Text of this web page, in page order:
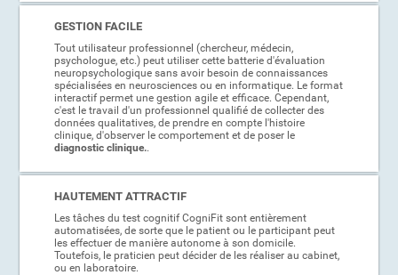
GESTION FACILE
Tout utilisateur professionnel (chercheur, médecin,
psychologue, etc.) peut utiliser cette batterie d'évaluation
neuropsychologique sans avoir besoin de connaissances
spécialisées en neurosciences ou en informatique. Le format
interactif permet une gestion agile et efficace. Cependant,
c'est le travail d'un professionnel qualifié de collecter des
données qualitatives, de prendre en compte l'histoire
clinique, d'observer le comportement et de poser le
diagnostic clinique..
HAUTEMENT ATTRACTIF
Les tâches du test cognitif CogniFit sont entièrement
automatisées, de sorte que le patient ou le participant peut
les effectuer de manière autonome à son domicile.
Toutefois, le praticien peut décider de les réaliser au cabinet,
ou en laboratoire.